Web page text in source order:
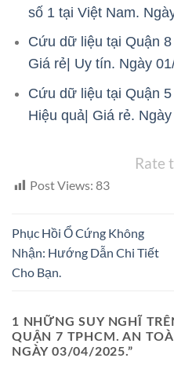
số 1 tại Việt Nam.
Cứu dữ liệu tại Quận
Giá rẻ| Uy tín. Ngày
Cứu dữ liệu tại Quận
Hiệu quả| Giá rẻ.
Rate
Post Views: 83
Phục Hồi Ổ Cứng Không
Nhận: Hướng Dẫn Chi Tiết
Cho Bạn.
1 NHỮNG SUY NGHĨ
QUẬN 7 TPHCM. AN
NGÀY 03/04/2025.”